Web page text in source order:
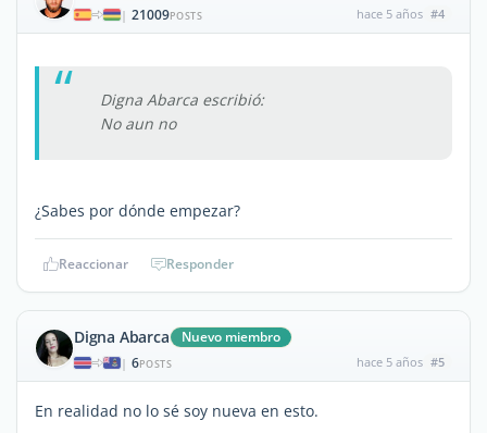
| 21009POSTS hace 5 años #4
Digna Abarca escribió:
No aun no
¿Sabes por dónde empezar?
Reaccionar Responder
Digna Abarca Nuevo miembro
| 6POSTS hace 5 años #5
En realidad no lo sé soy nueva en esto.